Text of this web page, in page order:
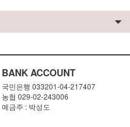
BANK ACCOUNT
국민은행 033201-04-217407
농협 029-02-243006
예금주 : 박성도